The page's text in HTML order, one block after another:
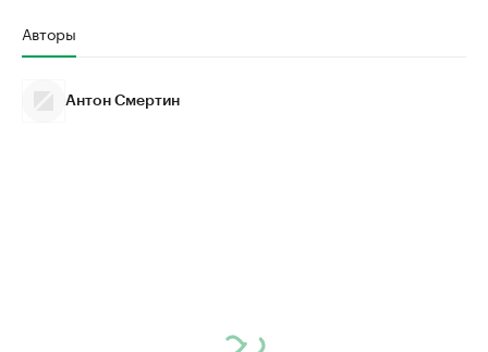
Авторы
Антон Смертин